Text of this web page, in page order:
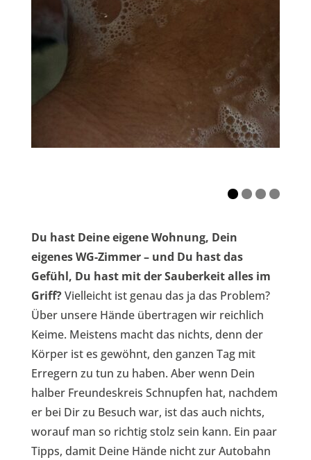
Du hast Deine eigene Wohnung, Dein
eigenes WG-Zimmer – und Du hast das
Gefühl, Du hast mit der Sauberkeit alles im
Griff?Vielleicht ist genau das ja das Problem?
Über unsere Hände übertragen wir reichlich
Keime. Meistens macht das nichts, denn der
Körper ist es gewöhnt, den ganzen Tag mit
Erregern zu tun zu haben. Aber wenn Dein
halber Freundeskreis Schnupfen hat, nachdem
er bei Dir zu Besuch war, ist das auch nichts,
worauf man so richtig stolz sein kann. Ein paar
Tipps, damit Deine Hände nicht zur Autobahn